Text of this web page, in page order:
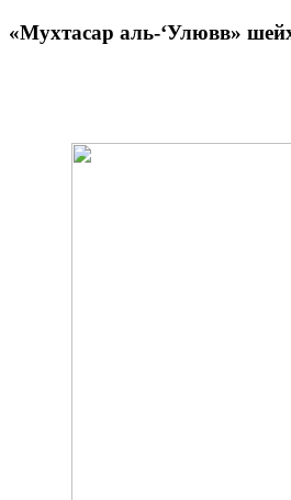
«Мухтасар аль-‘Улювв»